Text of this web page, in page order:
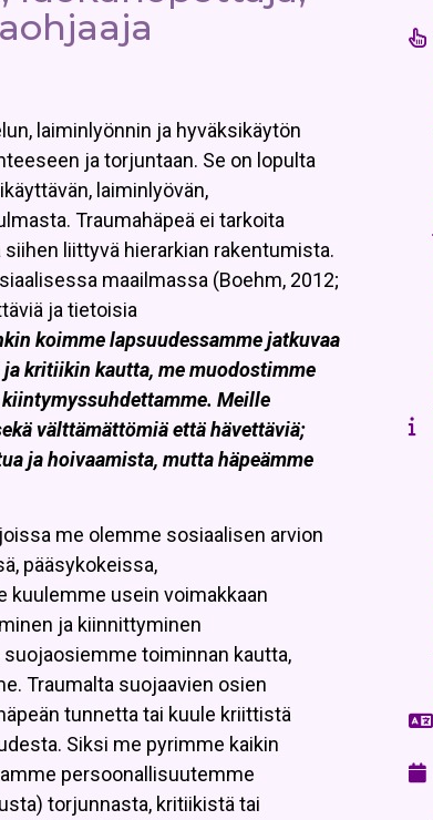
laiminlyönnin ja hyväksikäytön
ja torjuntaan. Se on lopulta
laiminlyövän,
Traumahäpeä ei tarkoita
liittyvä hierarkian rakentumista.
maailmassa (Boehm, 2012;
ja tietoisia
koimme lapsuudessamme jatkuvaa
kritiikin kautta, me muodostimme
Meille
välttämättömiä että hävettäviä;
ja hoivaamista, mutta häpeämme
me olemme sosiaalisen arvion
pääsykokeissa,
kuulemme usein voimakkaan
ja kiinnittyminen
toiminnan kautta,
Traumalta suojaavien osien
tunnetta tai kuule kriittistä
Siksi me pyrimme kaikin
persoonallisuutemme
torjunnasta, kritiikistä tai